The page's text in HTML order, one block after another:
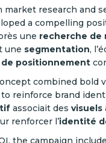
market research and
a compelling
une recherche de
une segmentation,
positionnement
combined bold
reinforce brand
associait des visuels
renforcer l’identité
the campaign